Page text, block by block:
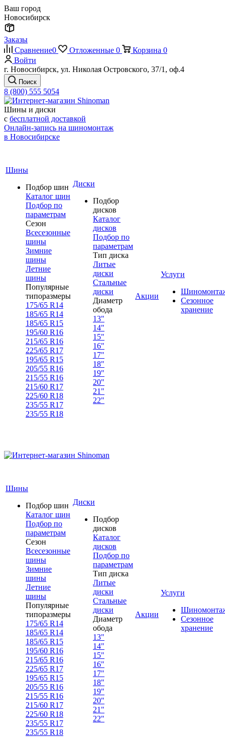
Ваш город
Новосибирск
Заказы
Сравнение0 Отложенные 0 Корзина 0
Войти
г. Новосибирск, ул. Николая Островского, 37/1, оф.4
Поиск
8 (800) 555 5054
Шины и диски
с бесплатной доставкой
Онлайн-запись на шиномонтаж
в Новосибирске
Шины
Подбор шин
Каталог шин
Подбор по
параметрам
Сезон
Всесезонные
шины
Зимние
шины
Летние
шины
Популярные
типоразмеры
175/65 R14
185/65 R14
185/65 R15
195/60 R16
215/65 R16
225/65 R17
195/65 R15
205/55 R16
215/55 R16
215/60 R17
225/60 R18
235/55 R17
235/55 R18
Диски
Подбор
дисков
Каталог
дисков
Подбор по
параметрам
Тип диска
Литые
диски
Стальные
диски
Диаметр
обода
13"
14"
15"
16"
17"
18"
19"
20"
21"
22"
Акции
Услуги
Сезонное
хранение
Шины
Подбор шин
Каталог шин
Подбор по
параметрам
Сезон
Всесезонные
шины
Зимние
шины
Летние
шины
Популярные
типоразмеры
175/65 R14
185/65 R14
185/65 R15
195/60 R16
215/65 R16
225/65 R17
195/65 R15
205/55 R16
215/55 R16
215/60 R17
225/60 R18
235/55 R17
235/55 R18
Диски
Подбор
дисков
Каталог
дисков
Подбор по
параметрам
Тип диска
Литые
диски
Стальные
диски
Диаметр
обода
13"
14"
15"
16"
17"
18"
19"
20"
21"
22"
Акции
Услуги
Сезонное
хранение